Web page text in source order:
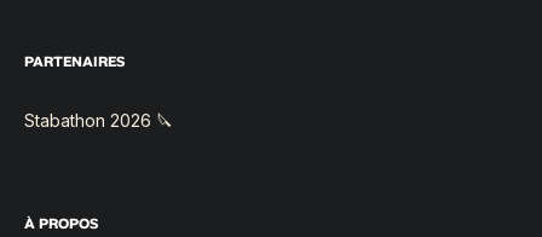
PARTENAIRES
Stabathon 2026 🔪
À PROPOS